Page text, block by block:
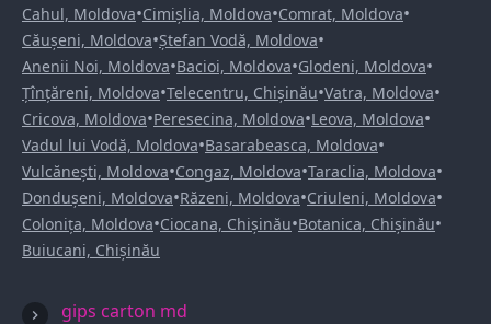
Cahul, Moldova•Cimișlia, Moldova•Comrat, Moldova•
Căușeni, Moldova•Ștefan Vodă, Moldova•
Anenii Noi, Moldova•Bacioi, Moldova•Glodeni, Moldova•
Țînțăreni, Moldova•Telecentru, Chișinău•Vatra, Moldova•
Cricova, Moldova•Peresecina, Moldova•Leova, Moldova•
Vadul lui Vodă, Moldova•Basarabeasca, Moldova•
Vulcănești, Moldova•Congaz, Moldova•Taraclia, Moldova•
Dondușeni, Moldova•Răzeni, Moldova•Criuleni, Moldova•
Colonița, Moldova•Ciocana, Chișinău•Botanica, Chișinău•
Buiucani, Chișinău
gips carton md